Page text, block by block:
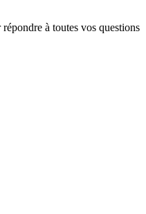
à toutes vos questions